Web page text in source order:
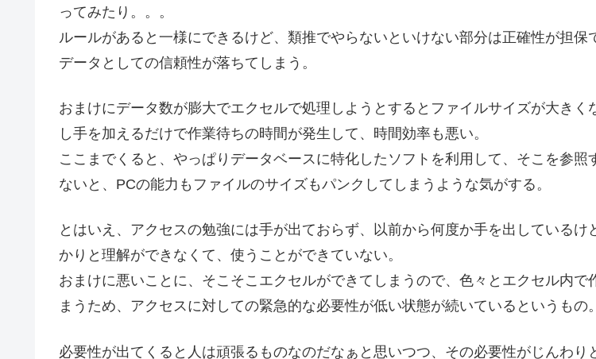
ってみたり。。。
ルールがあると一様にできるけど、類推でやらないといけない部分は正確性が担保
データとしての信頼性が落ちてしまう。
おまけにデータ数が膨大でエクセルで処理しようとするとファイルサイズが大きく
し手を加えるだけで作業待ちの時間が発生して、時間効率も悪い。
ここまでくると、やっぱりデータベースに特化したソフトを利用して、そこを参照
ないと、PCの能力もファイルのサイズもパンクしてしまうような気がする。
とはいえ、アクセスの勉強には手が出ておらず、以前から何度か手を出しているけ
かりと理解ができなくて、使うことができていない。
おまけに悪いことに、そこそこエクセルができてしまうので、色々とエクセル内で
まうため、アクセスに対しての緊急的な必要性が低い状態が続いているというもの。
必要性が出てくると人は頑張るものなのだなぁと思いつつ、その必要性がじんわり